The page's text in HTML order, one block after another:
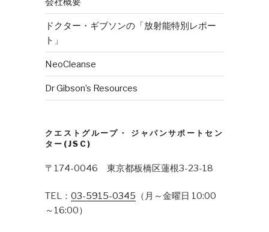
ドクター・ギブソンの「放射能特別レポー
ト」
NeoCleanse
Dr Gibson’s Resources
クエストグループ・ ジャパンサポートセン
ター(JSC)
〒174-0046 東京都板橋区蓮根3-23-18
TEL： 03-5915-0345 （月～金曜日 10:00
～16:00）